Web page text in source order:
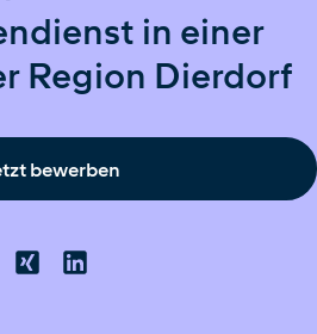
in einer
Region Dierdorf
bewerben
Xing LinkedIn